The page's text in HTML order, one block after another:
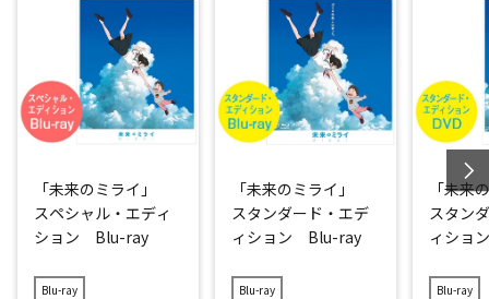
「未来のミライ」
スペシャル・エディ
ション Blu-ray
Blu-ray
「未来のミライ」
スタンダード・エデ
ィション Blu-ray
Blu-ray
「未
スタン
ィショ
Blu-ray